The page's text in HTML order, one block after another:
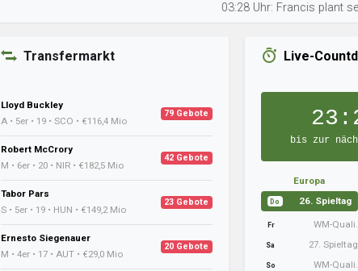
03:28 Uhr: Francis plant seine
Transfermarkt
Lloyd Buckley
A • 5er • 19 • SCO • €116,4 Mio
79 Gebote
Robert McCrory
M • 6er • 20 • NIR • €182,5 Mio
42 Gebote
Tabor Pars
S • 5er • 19 • HUN • €149,2 Mio
23 Gebote
Ernesto Siegenauer
M • 4er • 17 • AUT • €29,0 Mio
20 Gebote
Live-
bis zur
Europa
Do 26. Spieltag
Fr WM-Quali.
Sa 27. Spieltag
So WM-Quali.